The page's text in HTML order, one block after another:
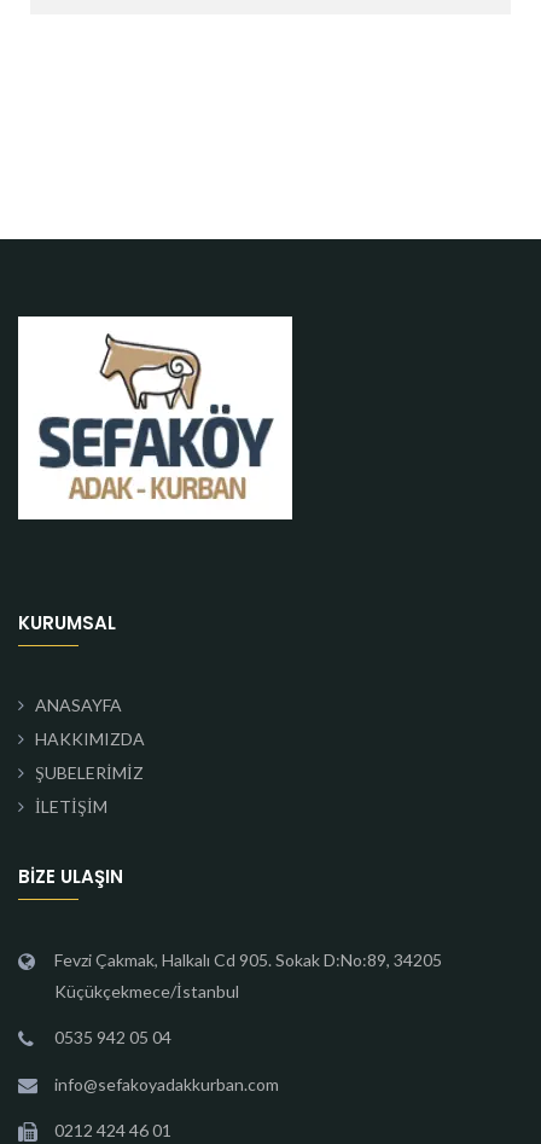
KURUMSAL
ANASAYFA
HAKKIMIZDA
ŞUBELERİMİZ
İLETİŞİM
BIZE ULAŞIN
Fevzi Çakmak, Halkalı Cd 905. Sokak D:No:89, 34205
Küçükçekmece/İstanbul
0535 942 05 04
info@sefakoyadakkurban.com
0212 424 46 01